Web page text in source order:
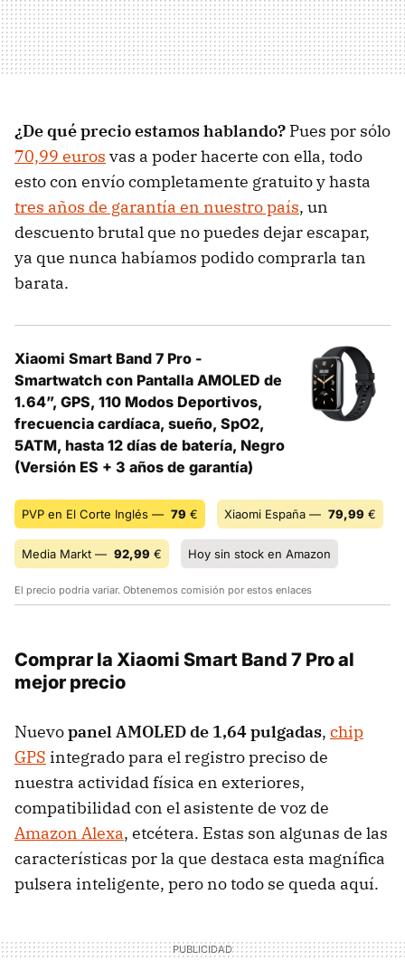
¿De qué precio estamos hablando? Pues por sólo
70,99 euros vas a poder hacerte con ella, todo
esto con envío completamente gratuito y hasta
tres años de garantía en nuestro país, un
descuento brutal que no puedes dejar escapar,
ya que nunca habíamos podido comprarla tan
barata.
Xiaomi Smart Band 7 Pro -
Smartwatch con Pantalla AMOLED de
1.64”, GPS, 110 Modos Deportivos,
frecuencia cardíaca, sueño, SpO2,
5ATM, hasta 12 días de batería, Negro
(Versión ES + 3 años de garantía)
PVP en El Corte Inglés — 79 € Xiaomi España — 79,99 €
Media Markt — 92,99 € Hoy sin stock en Amazon
El precio podría variar. Obtenemos comisión por estos enlaces
Comprar la Xiaomi Smart Band 7 Pro al
mejor precio
Nuevopanel AMOLED de 1,64 pulgadas, chip
GPS integrado para el registro preciso de
nuestra actividad física en exteriores,
compatibilidad con el asistente de voz de
Amazon Alexa, etcétera. Estas son algunas de las
características por la que destaca esta magnífica
pulsera inteligente, pero no todo se queda aquí.